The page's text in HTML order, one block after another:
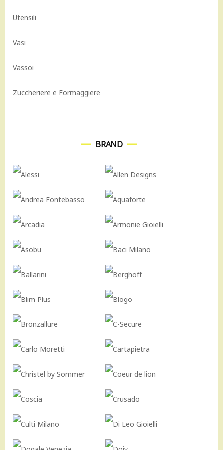
Utensili
Vasi
Vassoi
Zuccheriere e Formaggiere
BRAND